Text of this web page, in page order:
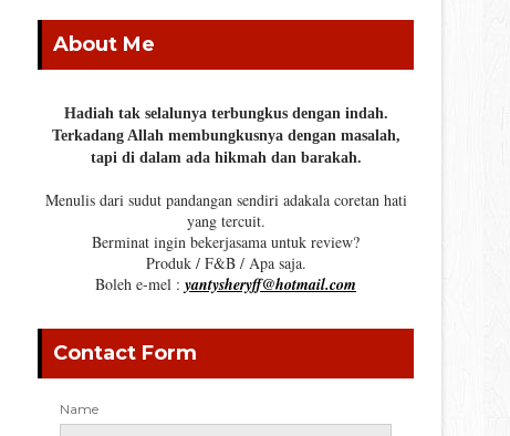
About Me
Hadiah tak selalunya terbungkus dengan indah.
Terkadang Allah membungkusnya dengan masalah,
tapi di dalam ada hikmah dan barakah.
Menulis dari sudut pandangan sendiri adakala coretan hati
yang tercuit.
Berminat ingin bekerjasama untuk review?
Produk / F&B / Apa saja.
Boleh e-mel : yantysheryff@hotmail.com
Contact Form
Name